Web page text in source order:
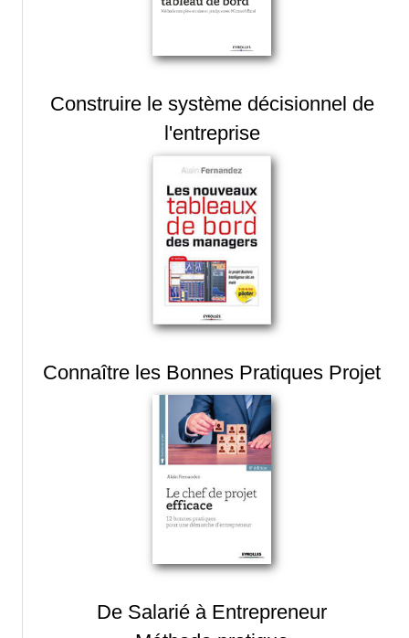
Construire le système décisionnel de
l'entreprise
Connaître les Bonnes Pratiques Projet
De Salarié à Entrepreneur